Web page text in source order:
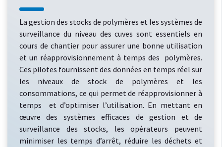
La gestion des stocks de polymères et les systèmes de
surveillance du niveau des cuves sont essentiels en
cours de chantier pour assurer une bonne utilisation
et un réapprovisionnement à temps des polymères.
Ces pilotes fournissent des données en temps réel sur
les niveaux de stock de polymères et les
consommations, ce qui permet de réapprovisionner à
temps et d’optimiser l’utilisation. En mettant en
œuvre des systèmes efficaces de gestion et de
surveillance des stocks, les opérateurs peuvent
minimiser les temps d’arrêt, réduire les déchets et